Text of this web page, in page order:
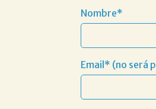
Nombre*
Email* (no será